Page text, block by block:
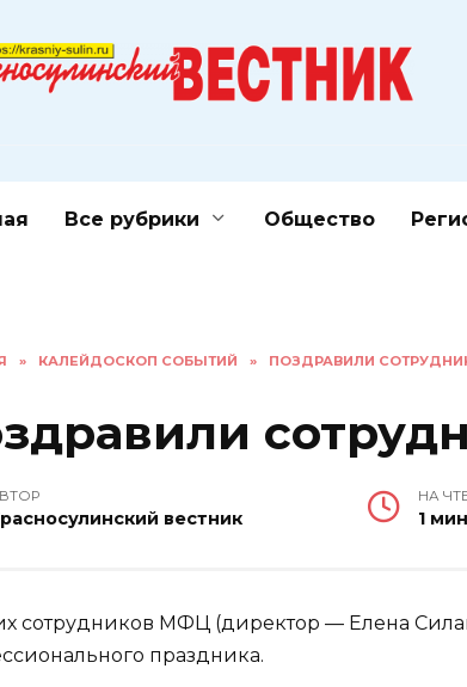
Все рубрики Общество
» КАЛЕЙДОСКОП СОБЫТИЙ » ПОЗДРАВИЛИ
вестник
НА
1 мин
сотрудников МФЦ (директор — Елена
праздника.